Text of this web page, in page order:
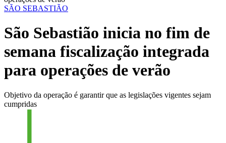
SÃO SEBASTIÃO
São Sebastião inicia no fim de
semana fiscalização integrada
para operações de verão
Objetivo da operação é garantir que as legislações vigentes sejam
cumpridas